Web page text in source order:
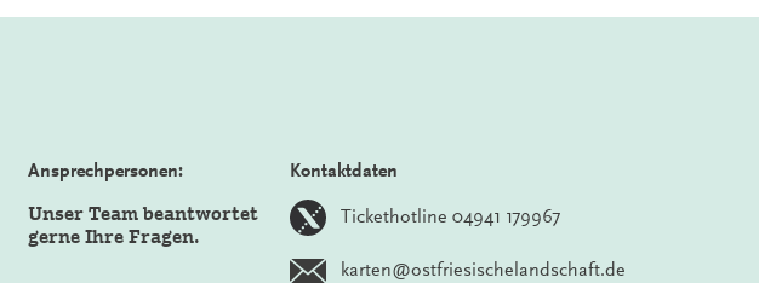
Ansprechpersonen:
Unser Team beantwortet
gerne Ihre Fragen.
Kontaktdaten
Tickethotline 04941 179967
karten@ostfriesischelandschaft.de